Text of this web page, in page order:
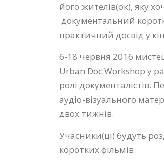
його жителів(ок), яку
документальний
практичний досвід у
6-18 червня 2016
Urban Doc Workshop у
ролі документалістів.
аудіо-візуального
двох тижнів.
Учасники(ці) будуть
коротких фільмів.